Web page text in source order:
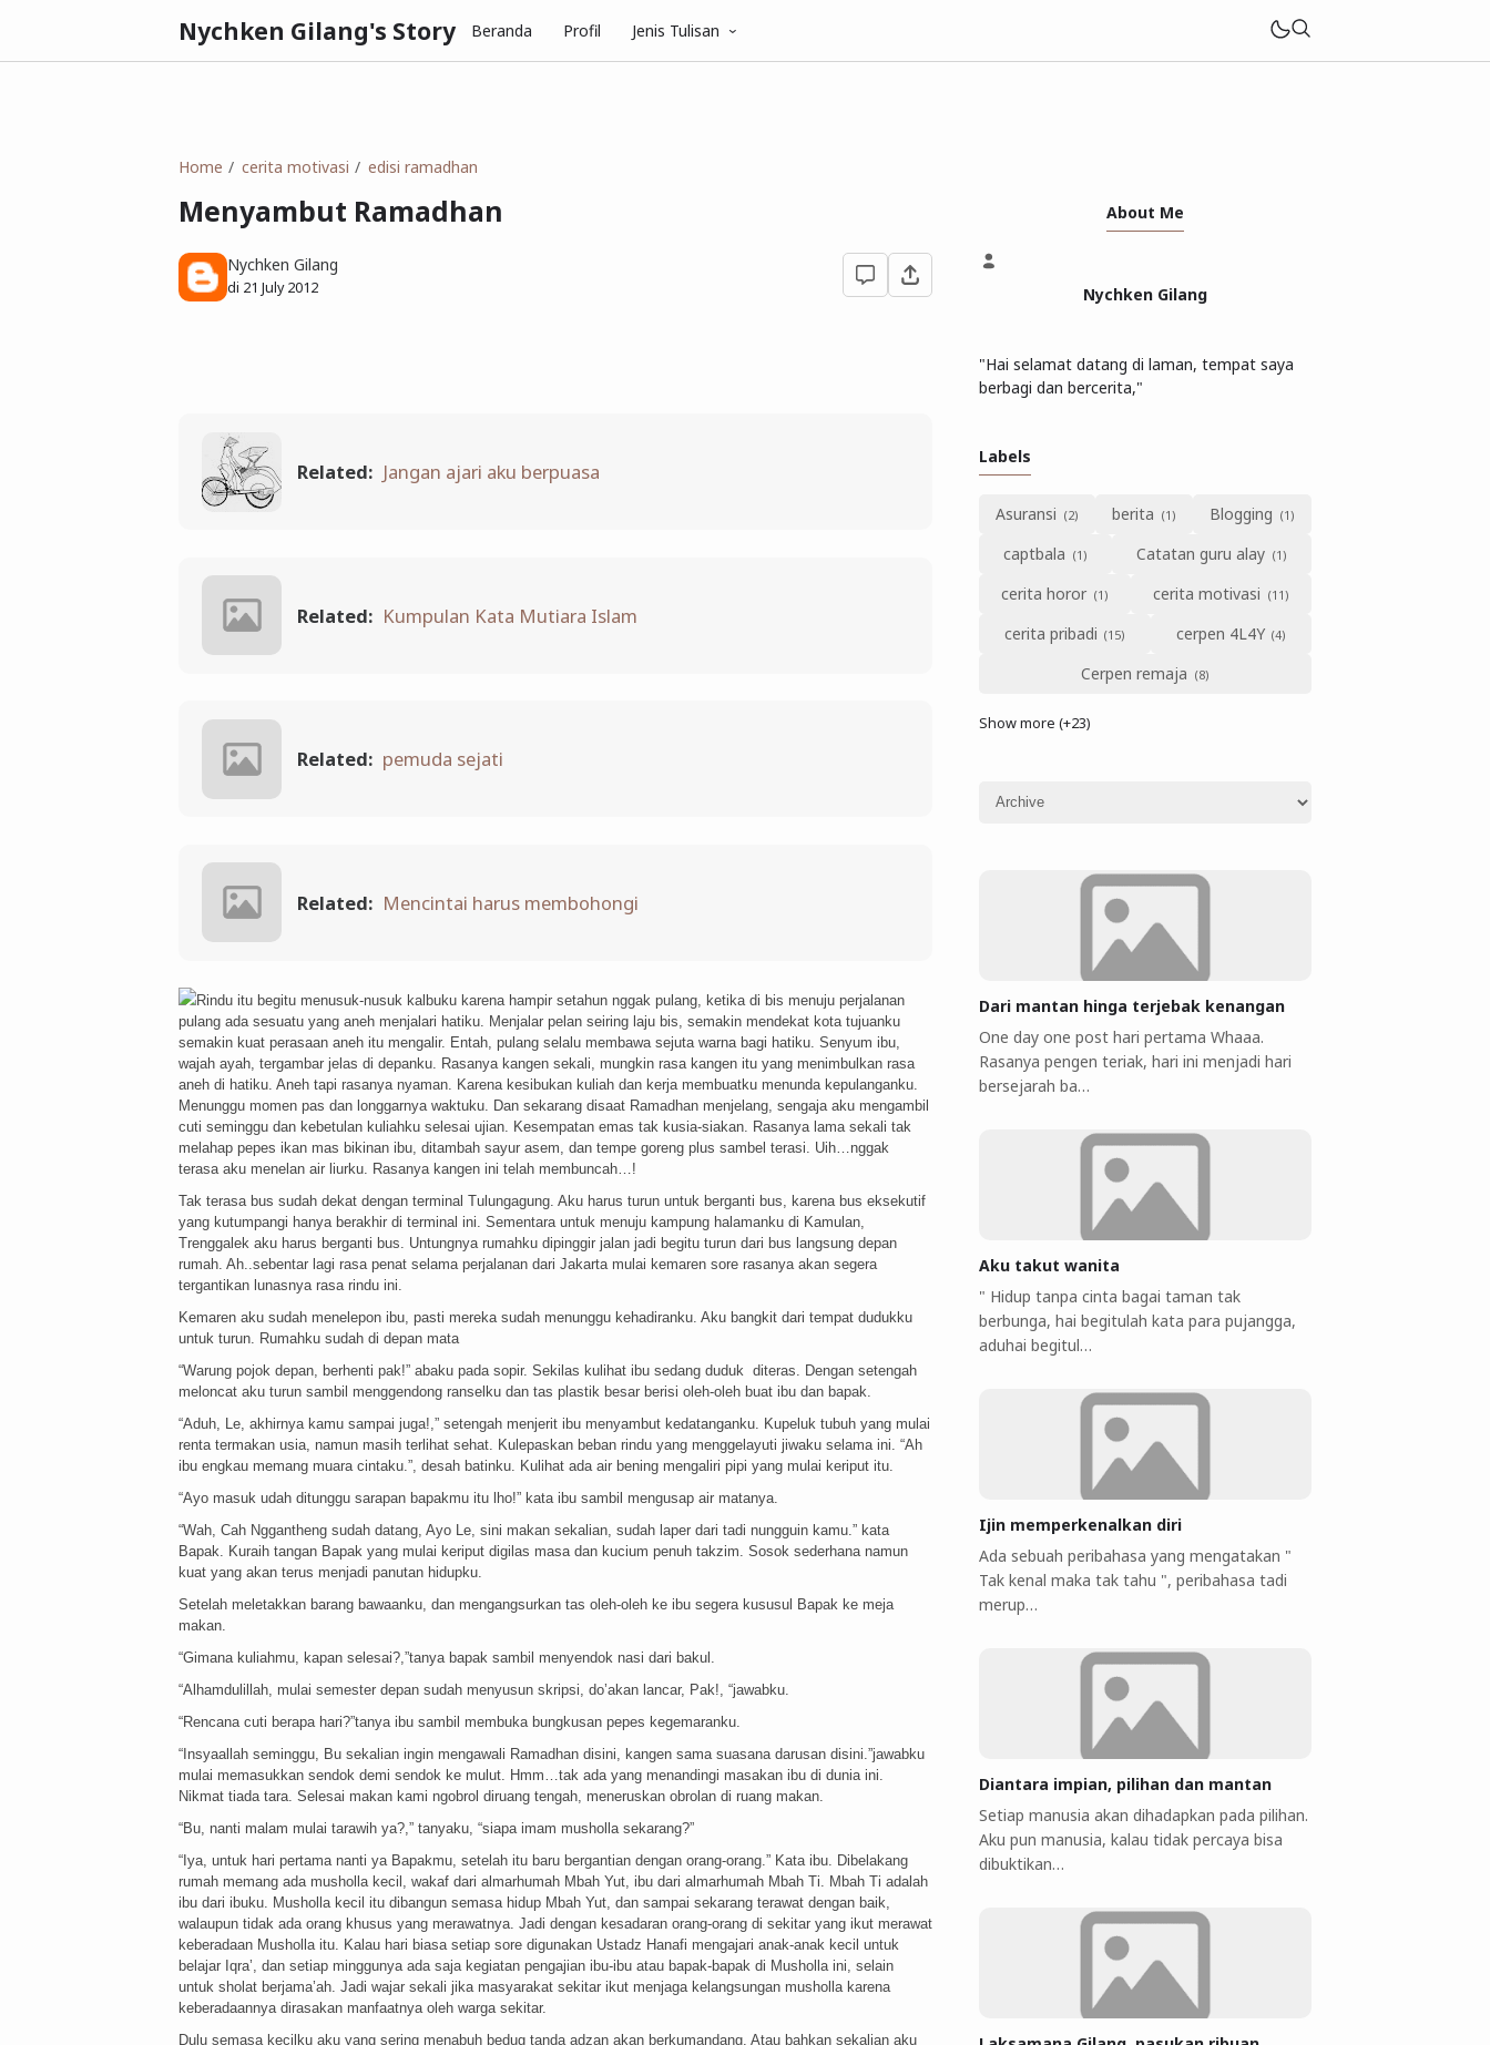
Nychken Gilang's Story Beranda Profil Jenis Tulisan
Home cerita motivasi edisi ramadhan
Menyambut Ramadhan
Nychken Gilang
di 21 July 2012
Related: Jangan ajari aku berpuasa
Related: Kumpulan Kata Mutiara Islam
Related: pemuda sejati
Related: Mencintai harus membohongi
Rindu itu begitu menusuk-nusuk kalbuku karena hampir setahun nggak pulang, ketika di bis menuju perjalanan
pulang ada sesuatu yang aneh menjalari hatiku. Menjalar pelan seiring laju bis, semakin mendekat kota tujuanku
semakin kuat perasaan aneh itu mengalir. Entah, pulang selalu membawa sejuta warna bagi hatiku. Senyum ibu,
wajah ayah, tergambar jelas di depanku. Rasanya kangen sekali, mungkin rasa kangen itu yang menimbulkan rasa
aneh di hatiku. Aneh tapi rasanya nyaman. Karena kesibukan kuliah dan kerja membuatku menunda kepulanganku.
Menunggu momen pas dan longgarnya waktuku. Dan sekarang disaat Ramadhan menjelang, sengaja aku mengambil
cuti seminggu dan kebetulan kuliahku selesai ujian. Kesempatan emas tak kusia-siakan. Rasanya lama sekali tak
melahap pepes ikan mas bikinan ibu, ditambah sayur asem, dan tempe goreng plus sambel terasi. Uih…nggak
terasa aku menelan air liurku. Rasanya kangen ini telah membuncah…!
Tak terasa bus sudah dekat dengan terminal Tulungagung. Aku harus turun untuk berganti bus, karena bus eksekutif
yang kutumpangi hanya berakhir di terminal ini. Sementara untuk menuju kampung halamanku di Kamulan,
Trenggalek aku harus berganti bus. Untungnya rumahku dipinggir jalan jadi begitu turun dari bus langsung depan
rumah. Ah..sebentar lagi rasa penat selama perjalanan dari Jakarta mulai kemaren sore rasanya akan segera
tergantikan lunasnya rasa rindu ini.
Kemaren aku sudah menelepon ibu, pasti mereka sudah menunggu kehadiranku. Aku bangkit dari tempat dudukku
untuk turun. Rumahku sudah di depan mata
“Warung pojok depan, berhenti pak!” abaku pada sopir. Sekilas kulihat ibu sedang duduk diteras. Dengan setengah
meloncat aku turun sambil menggendong ranselku dan tas plastik besar berisi oleh-oleh buat ibu dan bapak.
“Aduh, Le, akhirnya kamu sampai juga!,” setengah menjerit ibu menyambut kedatanganku. Kupeluk tubuh yang mulai
renta termakan usia, namun masih terlihat sehat. Kulepaskan beban rindu yang menggelayuti jiwaku selama ini. “Ah
ibu engkau memang muara cintaku.”, desah batinku. Kulihat ada air bening mengaliri pipi yang mulai keriput itu.
“Ayo masuk udah ditunggu sarapan bapakmu itu lho!” kata ibu sambil mengusap air matanya.
“Wah, Cah Nggantheng sudah datang, Ayo Le, sini makan sekalian, sudah laper dari tadi nungguin kamu.” kata
Bapak. Kuraih tangan Bapak yang mulai keriput digilas masa dan kucium penuh takzim. Sosok sederhana namun
kuat yang akan terus menjadi panutan hidupku.
Setelah meletakkan barang bawaanku, dan mengangsurkan tas oleh-oleh ke ibu segera kususul Bapak ke meja
makan.
“Gimana kuliahmu, kapan selesai?,”tanya bapak sambil menyendok nasi dari bakul.
“Alhamdulillah, mulai semester depan sudah menyusun skripsi, do’akan lancar, Pak!, “jawabku.
“Rencana cuti berapa hari?”tanya ibu sambil membuka bungkusan pepes kegemaranku.
“Insyaallah seminggu, Bu sekalian ingin mengawali Ramadhan disini, kangen sama suasana darusan disini.”jawabku
mulai memasukkan sendok demi sendok ke mulut. Hmm…tak ada yang menandingi masakan ibu di dunia ini.
Nikmat tiada tara. Selesai makan kami ngobrol diruang tengah, meneruskan obrolan di ruang makan.
“Bu, nanti malam mulai tarawih ya?,” tanyaku, “siapa imam musholla sekarang?”
“Iya, untuk hari pertama nanti ya Bapakmu, setelah itu baru bergantian dengan orang-orang.” Kata ibu. Dibelakang
rumah memang ada musholla kecil, wakaf dari almarhumah Mbah Yut, ibu dari almarhumah Mbah Ti. Mbah Ti adalah
ibu dari ibuku. Musholla kecil itu dibangun semasa hidup Mbah Yut, dan sampai sekarang terawat dengan baik,
walaupun tidak ada orang khusus yang merawatnya. Jadi dengan kesadaran orang-orang di sekitar yang ikut merawat
keberadaan Musholla itu. Kalau hari biasa setiap sore digunakan Ustadz Hanafi mengajari anak-anak kecil untuk
belajar Iqra’, dan setiap minggunya ada saja kegiatan pengajian ibu-ibu atau bapak-bapak di Musholla ini, selain
untuk sholat berjama’ah. Jadi wajar sekali jika masyarakat sekitar ikut menjaga kelangsungan musholla karena
keberadaannya dirasakan manfaatnya oleh warga sekitar.
Dulu semasa kecilku aku yang sering menabuh bedug tanda adzan akan berkumandang. Atau bahkan sekalian aku
About Me
Nychken Gilang
"Hai selamat datang di laman, tempat saya
berbagi dan bercerita,"
Labels
Asuransi berita
Blogging
captbala
Catatan guru alay
cerita horor
cerita motivasi
cerita pribadi
cerpen 4L4Y
Cerpen remaja
Show more (+23)
Dari mantan hinga terjebak kenangan
One day one post hari pertama Whaaa.
Rasanya pengen teriak, hari ini menjadi hari
bersejarah ba…
Aku takut wanita
" Hidup tanpa cinta bagai taman tak
berbunga, hai begitulah kata para pujangga,
aduhai begitul…
Ijin memperkenalkan diri
Ada sebuah peribahasa yang mengatakan "
Tak kenal maka tak tahu ", peribahasa tadi
merup…
Diantara impian, pilihan dan mantan
Setiap manusia akan dihadapkan pada pilihan.
Aku pun manusia, kalau tidak percaya bisa
dibuktikan…